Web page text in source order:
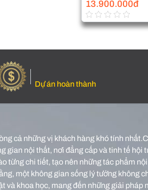
13.900.000đ
Dự án hoàn thành
cả những vị khách hàng khó tính
gian nội thất, nơi đẳng cấp và tinh tế hội
từng chi tiết, tạo nên những tác phẩm
một không gian sống lý tưởng không
và khoa học, mang đến những giải